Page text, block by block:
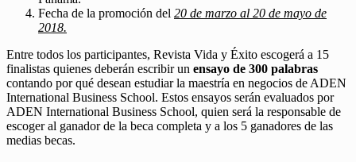
Fecha de la promoción del 20 de marzo al 20 de mayo de
2018.
Entre todos los participantes, Revista Vida y Éxito escogerá a 15
finalistas quienes deberán escribir un ensayo de 300 palabras
contando por qué desean estudiar la maestría en negocios de ADEN
International Business School. Estos ensayos serán evaluados por
ADEN International Business School, quien será la responsable de
escoger al ganador de la beca completa y a los 5 ganadores de las
medias becas.